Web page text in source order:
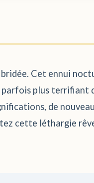
Cet ennui
parfois plus terrifiant
de
cette léthargie